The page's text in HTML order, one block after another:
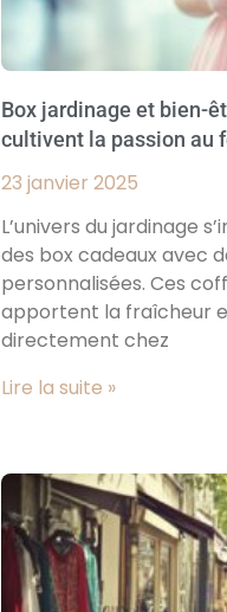
Box jardinage et bien-
cultivent la passion au
23 janvier 2025
L’univers du jardinage
des box cadeaux avec
personnalisées. Ces
apportent la fraîcheur
directement chez
Lire la suite »